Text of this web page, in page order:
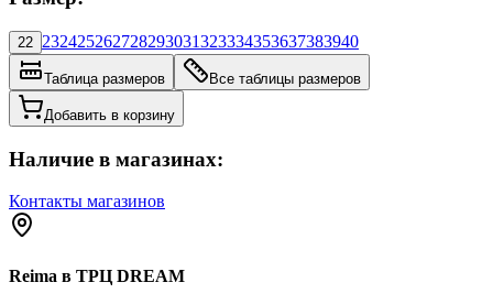
22 232425262728293031323334353637383940
Таблица размеров Все таблицы размеров
Добавить в корзину
Наличие в магазинах:
Контакты магазинов
Reima в ТРЦ DREAM